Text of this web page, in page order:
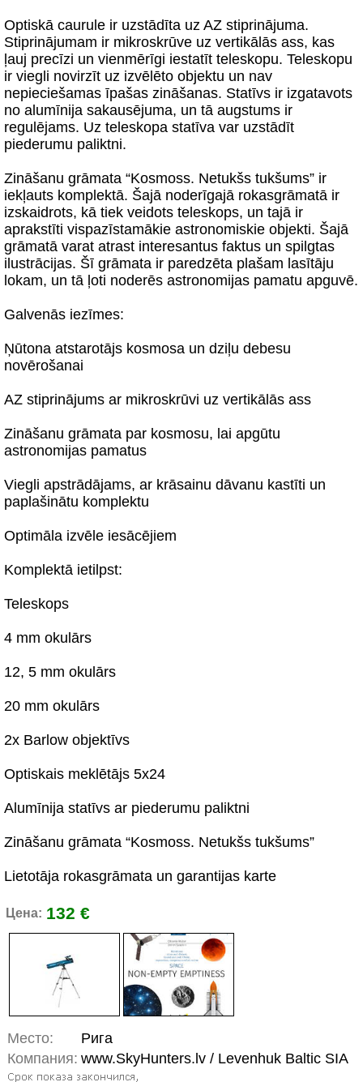
Optiskā caurule ir uzstādīta uz AZ stiprinājuma.
Stiprinājumam ir mikroskrūve uz vertikālās ass, kas
ļauj precīzi un vienmērīgi iestatīt teleskopu. Teleskopu
ir viegli novirzīt uz izvēlēto objektu un nav
nepieciešamas īpašas zināšanas. Statīvs ir izgatavots
no alumīnija sakausējuma, un tā augstums ir
regulējams. Uz teleskopa statīva var uzstādīt
piederumu paliktni.
Zināšanu grāmata “Kosmoss. Netukšs tukšums” ir
iekļauts komplektā. Šajā noderīgajā rokasgrāmatā ir
izskaidrots, kā tiek veidots teleskops, un tajā ir
aprakstīti vispazīstamākie astronomiskie objekti. Šajā
grāmatā varat atrast interesantus faktus un spilgtas
ilustrācijas. Šī grāmata ir paredzēta plašam lasītāju
lokam, un tā ļoti noderēs astronomijas pamatu apguvē.
Galvenās iezīmes:
Ņūtona atstarotājs kosmosa un dziļu debesu
novērošanai
AZ stiprinājums ar mikroskrūvi uz vertikālās ass
Zināšanu grāmata par kosmosu, lai apgūtu
astronomijas pamatus
Viegli apstrādājams, ar krāsainu dāvanu kastīti un
paplašinātu komplektu
Optimāla izvēle iesācējiem
Komplektā ietilpst:
Teleskops
4 mm okulārs
12, 5 mm okulārs
20 mm okulārs
2x Barlow objektīvs
Optiskais meklētājs 5x24
Alumīnija statīvs ar piederumu paliktni
Zināšanu grāmata “Kosmoss. Netukšs tukšums”
Lietotāja rokasgrāmata un garantijas karte
Цена: 132 €
Место:
Рига
Компания: www.SkyHunters.lv / Levenhuk Baltic SIA